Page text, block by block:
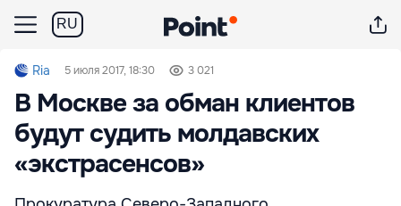
RU
Ria 5 июля 2017, 18:30 3 021
В Москве за обман клиентов
будут судить молдавских
«экстрасенсов»